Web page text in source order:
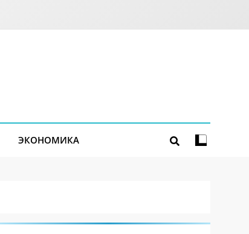
ЭКОНОМИКА